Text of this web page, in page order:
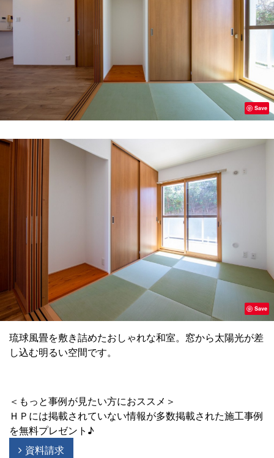
Save
Save
琉球風畳を敷き詰めたおしゃれな和室。窓から太陽光が差
し込む明るい空間です。
＜もっと事例が見たい方におススメ＞
ＨＰには掲載されていない情報が多数掲載された施工事例
を無料プレゼント♪
資料請求